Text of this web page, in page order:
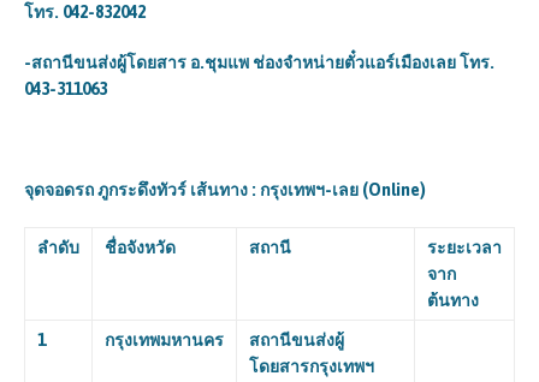
โทร. 042-832042
-สถานีขนส่งผู้โดยสาร อ.ชุมแพ ช่องจำหน่ายตั๋วแอร์เมืองเลย โทร.
043-311063
จุดจอดรถ ภูกระดึงทัวร์ เส้นทาง : กรุงเทพฯ-เลย (Online)
ลำดับ ชื่อจังหวัด สถานี
ระยะเวลา
จาก
ต้นทาง
1 กรุงเทพมหานคร
สถานีขนส่งผู้
โดยสารกรุงเทพฯ